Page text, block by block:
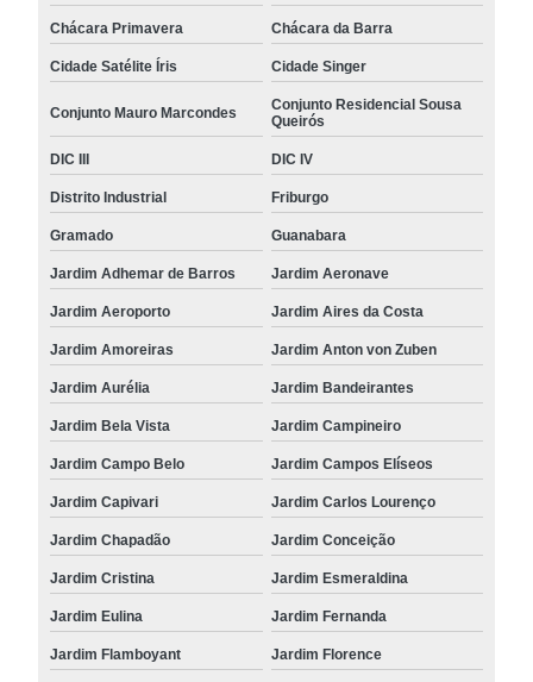
Chácara Primavera Chácara da Barra
Cidade Satélite Íris Cidade Singer
Conjunto Mauro Marcondes
Conjunto Residencial Sousa
Queirós
DIC III DIC IV
Distrito Industrial Friburgo
Gramado Guanabara
Jardim Adhemar de Barros Jardim Aeronave
Jardim Aeroporto Jardim Aires da Costa
Jardim Amoreiras Jardim Anton von Zuben
Jardim Aurélia Jardim Bandeirantes
Jardim Bela Vista Jardim Campineiro
Jardim Campo Belo Jardim Campos Elíseos
Jardim Capivari Jardim Carlos Lourenço
Jardim Chapadão Jardim Conceição
Jardim Cristina Jardim Esmeraldina
Jardim Eulina Jardim Fernanda
Jardim Flamboyant Jardim Florence